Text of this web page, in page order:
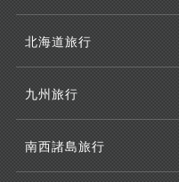
北海道旅行
九州旅行
南西諸島旅行